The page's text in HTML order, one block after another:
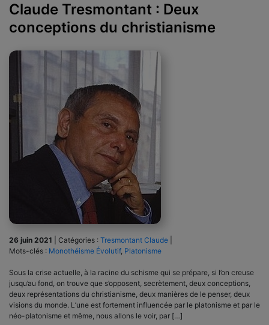
Claude Tresmontant : Deux
conceptions du christianisme
26 juin 2021 Catégories : Tresmontant Claude
Mots-clés : Monothéisme Évolutif, Platonisme
Sous la crise actuelle, à la racine du schisme qui se prépare, si l’on creuse
jusqu’au fond, on trouve que s’opposent, secrètement, deux conceptions,
deux représentations du christianisme, deux manières de le penser, deux
visions du monde. L’une est fortement influencée par le platonisme et par le
néo-platonisme et même, nous allons le voir, par […]